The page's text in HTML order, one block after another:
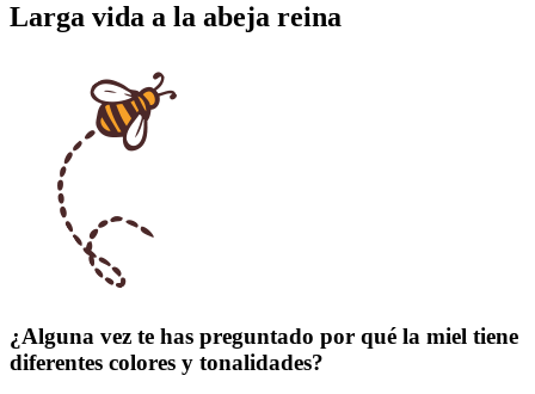
Larga vida a la abeja reina
¿Alguna vez te has preguntado por qué la miel tiene
diferentes colores y tonalidades?